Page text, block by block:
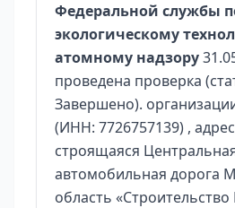
Федеральной службы
экологическому
атомному надзору
проведена проверка
Завершено).
(ИНН: 7726757139) ,
строящаяся
автомобильная дорога
область